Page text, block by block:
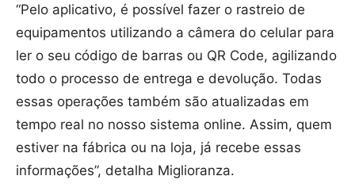
“Pelo aplicativo, é possível fazer o rastreio de
equipamentos utilizando a câmera do celular para
ler o seu código de barras ou QR Code, agilizando
todo o processo de entrega e devolução. Todas
essas operações também são atualizadas em
tempo real no nosso sistema online. Assim, quem
estiver na fábrica ou na loja, já recebe essas
informações”, detalha Miglioranza.